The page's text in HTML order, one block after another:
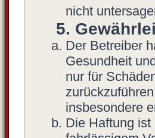
nicht
5.
Der Betreiber
Gesundheit
nur für
insbesondere
Die Haftung